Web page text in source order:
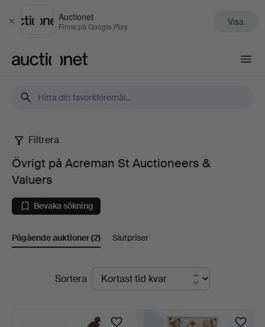
Stäng
Auctionet
Finns på Google Play Visa
Övrigt
på
Acreman
St
Filtrera
Övrigt på Acreman St Auctioneers &
Valuers
Bevaka sökning
Pågående auktioner(2) Slutpriser
PågåendeSortera